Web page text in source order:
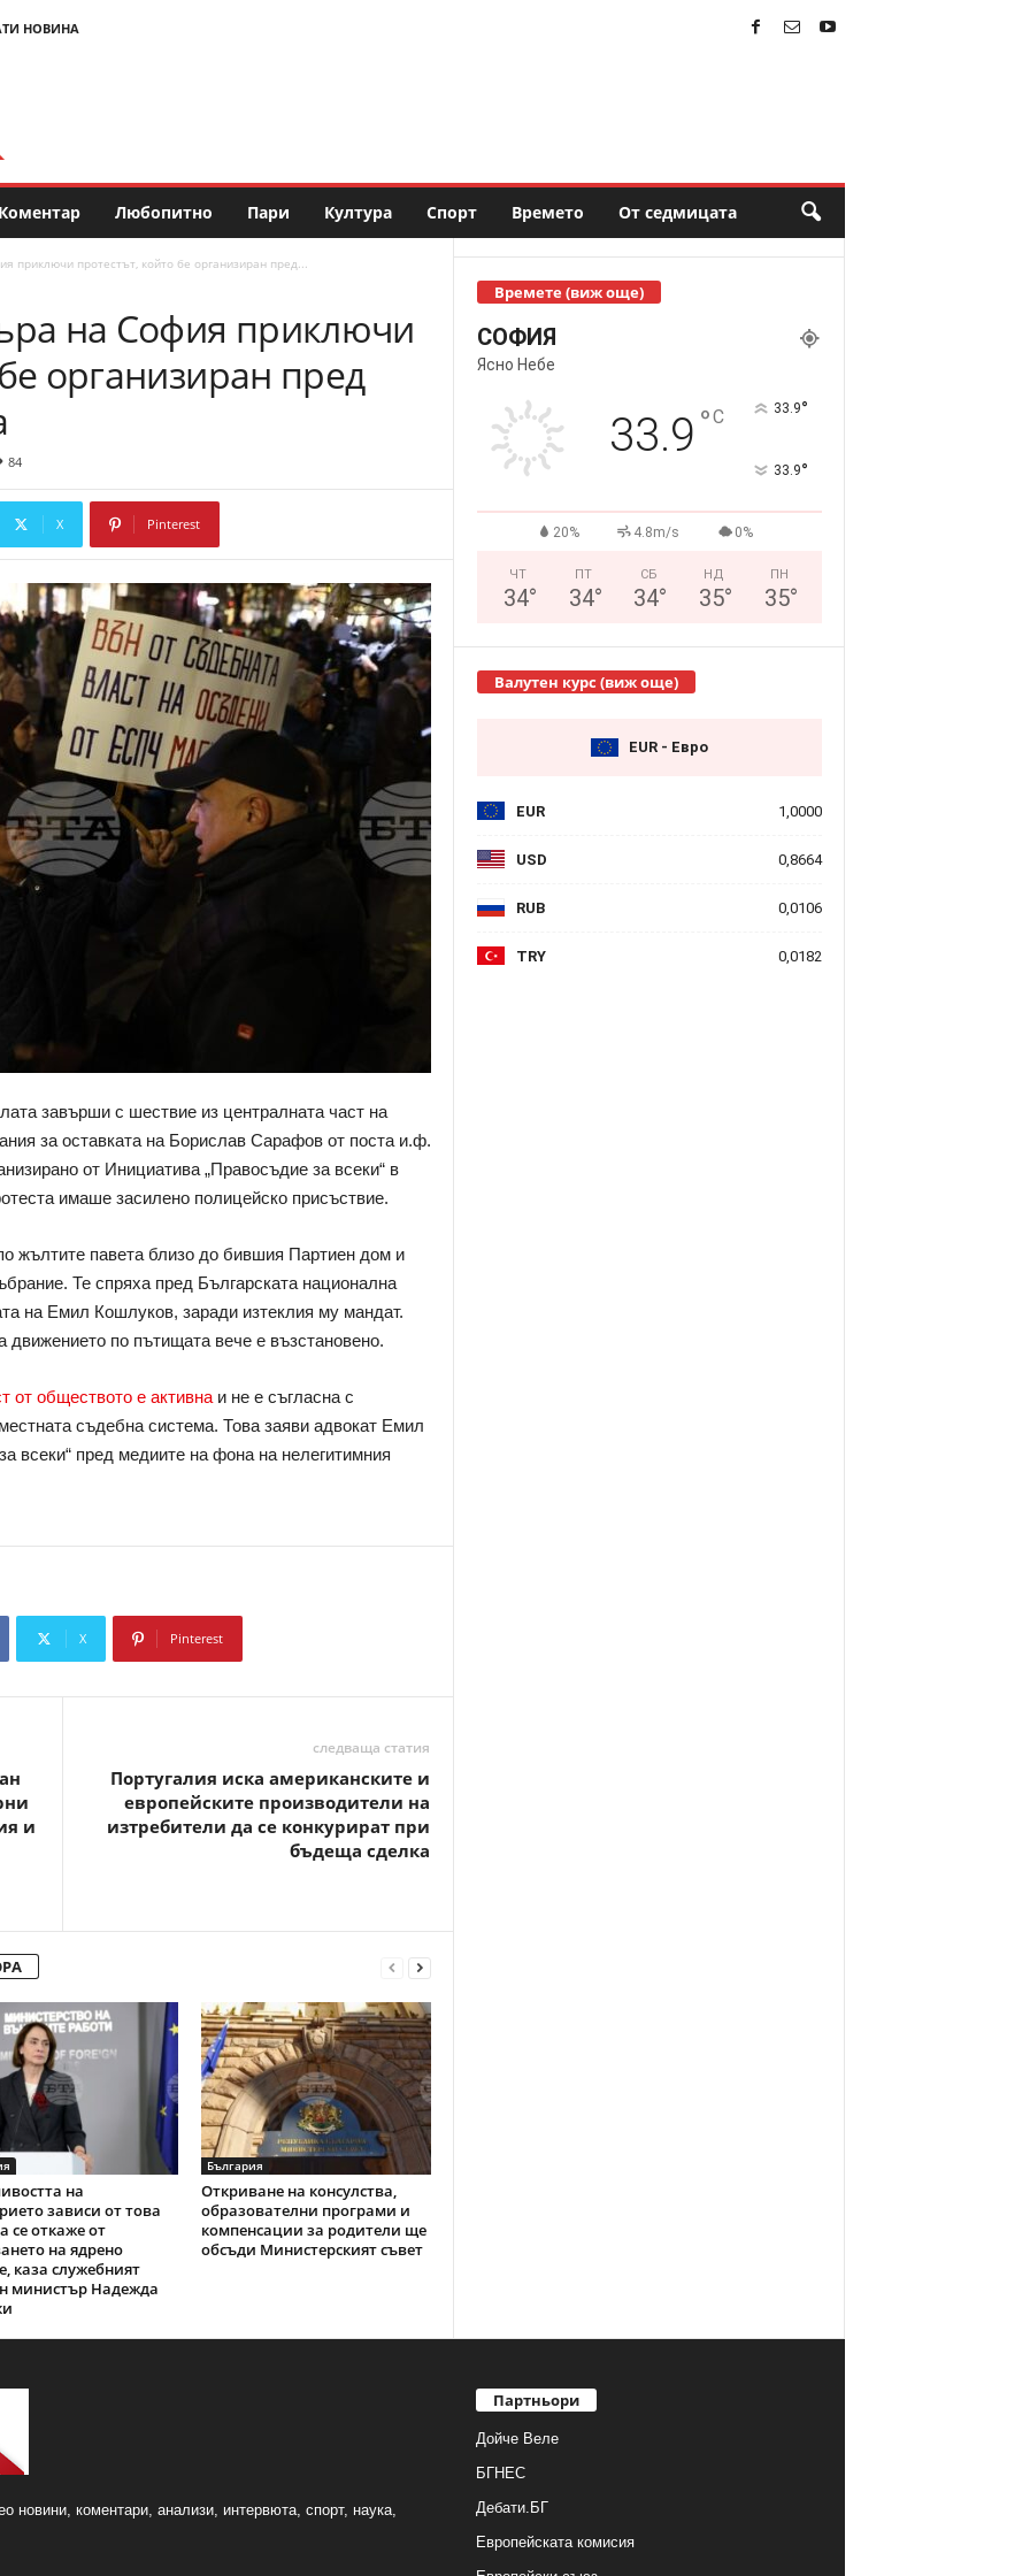
НОВИНА
Коментар Любопитно Пари Култура Спорт Времето От седмицата
приключи протестът, който бе организиран пред...
на София приключи
организиран пред
84
X Pinterest
завърши с шествие из централната част на
за оставката на Борислав Сарафов от поста и.ф.
от Инициатива „Правосъдие за всеки“ в
имаше засилено полицейско присъствие.
жълтите павета близо до бившия Партиен дом и
Те спряха пред Българската национална
на Емил Кошлуков, заради изтеклия му мандат.
по пътищата вече е възстановено.
от обществото е активнаи не е съгласна с
съдебна система. Това заяви адвокат Емил
всеки“ пред медиите на фона на нелегитимния
X Pinterest
и
следваща статия
Португалия иска американските и
европейските производители на
изтребители да се конкурират при
бъдеща сделка
на
зависи от това
се откаже от
на ядрено
каза служебният
министър Надежда
България
Откриване на консулства,
образователни програми и
компенсации за родители ще
обсъди Министерският съвет
Времете (виж още)
СОФИЯ
Ясно Небе
33.9 °C 33.9°
33.9°
20% 4.8m/s 0%
ЧТ
34°
ПТ
34°
СБ
34°
НД
35°
ПН
35°
Валутен курс (виж още)
EUR - Евро
EUR 1,0000
USD 0,8664
RUB 0,0106
TRY 0,0182
новини, коментари, анализи, интервюта, спорт, наука,
Партньори
Дойче Веле
БГНЕС
Дебати.БГ
Европейската комисия